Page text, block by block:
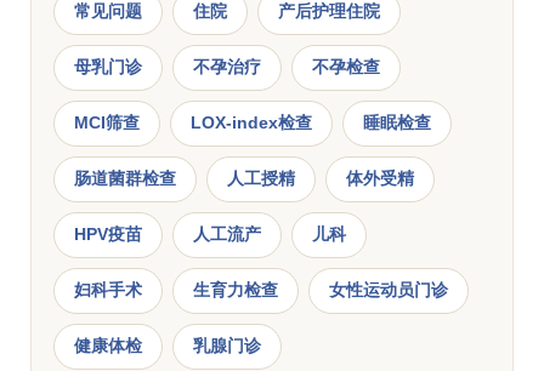
常见问题 住院 产后护理住院
母乳门诊 不孕治疗 不孕检查
MCI筛查 LOX-index检查 睡眠检查
肠道菌群检查 人工授精 体外受精
HPV疫苗 人工流产 儿科
妇科手术 生育力检查 女性运动员门诊
健康体检 乳腺门诊